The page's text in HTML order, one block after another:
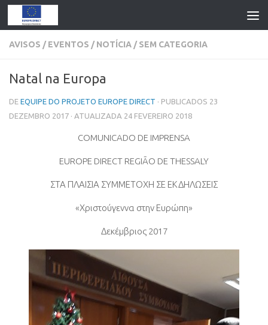
AVISOS / EVENTOS / NOTÍCIA / SEM CATEGORIA
Natal na Europa
DE EQUIPE DO PROJETO EUROPE DIRECT · PUBLICADOS 23
DEZEMBRO 2017 · ATUALIZADA 24 FEVEREIRO 2018
COMUNICADO DE IMPRENSA
EUROPE DIRECT REGIÃO DE THESSALY
ΣΤΑ ΠΛΑΙΣΙΑ ΣΥΜΜΕΤΟΧΗ ΣΕ ΕΚΔΗΛΩΣΕΙΣ
«Χριστούγεννα στην Ευρώπη»
Δεκέμβριος2017